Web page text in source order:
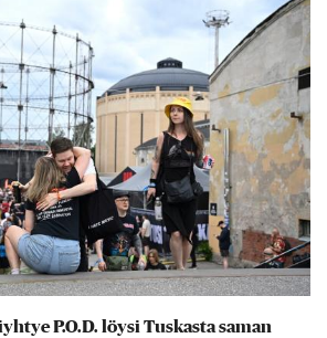
P.O.D. löysi Tuskasta saman